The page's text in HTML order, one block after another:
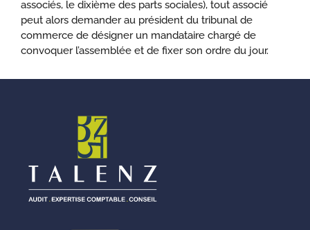
associés, le dixième des parts sociales), tout associé
peut alors demander au président du tribunal de
commerce de désigner un mandataire chargé de
convoquer l’assemblée et de fixer son ordre du jour.